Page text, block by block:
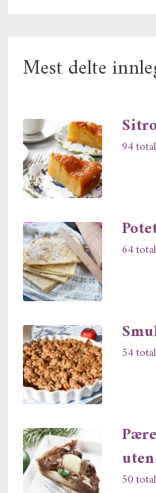
Mest delte
94
64
54
50